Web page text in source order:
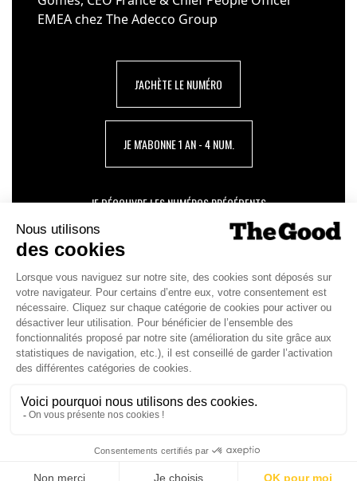
EMEA chez The Adecco Group
J'ACHÈTE LE NUMÉRO
JE M'ABONNE 1 AN - 4 NUM.
JE DÉCOUVRE LES NUMÉROS PRÉCÉDENTS
Je suis déjà abonné(e) :
version digitale
SUIVEZ-NOUS